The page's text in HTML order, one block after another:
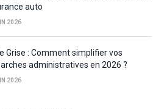
auto
2026
Grise : Comment simplifier vos
administratives en 2026 ?
2026